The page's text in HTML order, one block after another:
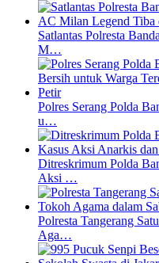
Satlantas Polresta
M…
Polres Serang Polda
u…
Ditreskrimum Polda
Aksi …
Polresta Tangerang
Aga…